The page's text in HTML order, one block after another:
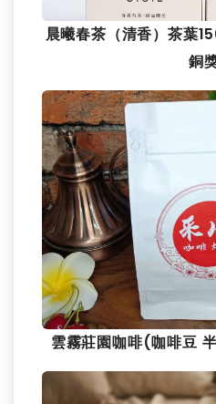
晨曦春茶（清香）茶葉
銅
雲霧莊園咖啡(咖啡豆